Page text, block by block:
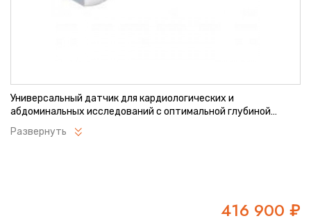
Универсальный датчик для кардиологических и
абдоминальных исследований с оптимальной глубиной
сканирования. Обеспечивает четкую визуализацию
внутренних органов и структур. Подходит для широкого
Развернуть
416 900 ₽